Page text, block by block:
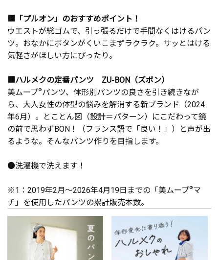
■「プルオン」のおすすめポイント！
ウエストが総ゴムで、引っ張るだけで手間なくはけるパン
ツ。おなかにボタンがくいこまずラクラク。サッとはける
気軽さがほしい方にぴったり。
■ハルメクの定番パンツ ZU-BON（ズボン）
美ムーブ®パンツ、体形別パンツの良さを引き続きなが
ら、大人女性の体型の悩みを解消する新ブランド（2024
年6月）。とことん図（設計＝パターン）にこだわって鏡
の前で思わずBON！（フランス語で「良い！」）と声が出
るような。そんなパンツ作りを目指します。
●洗濯機で洗えます！
※1：2019年2月～2026年4月19日までの「美ムーブ®マ
チ」を使用したパンツの累計販売本数。